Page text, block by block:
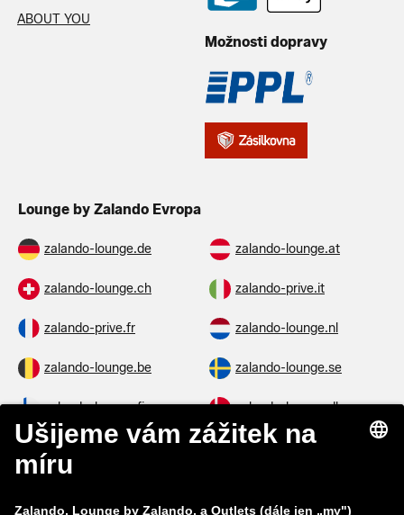
ABOUT YOU
Možnosti dopravy
Lounge by Zalando Evropa
zalando-lounge.de zalando-lounge.at
zalando-lounge.ch zalando-prive.it
zalando-prive.fr zalando-lounge.nl
zalando-lounge.be zalando-lounge.se
zalando-lounge.fi zalando-lounge.dk
zalando-lounge.co.uk zalando-lounge.pl